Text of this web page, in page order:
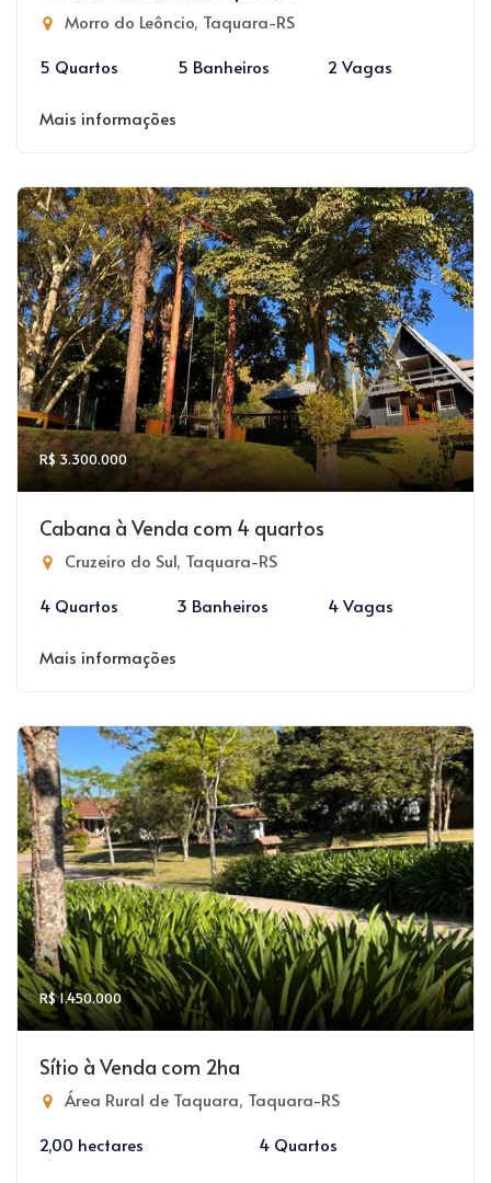
Morro do Leôncio, Taquara-RS
5 Quartos
5 Banheiros 2 Vagas
Mais informações
R$ 3.300.000
Cabana à Venda com 4 quartos
Cruzeiro do Sul, Taquara-RS
4 Quartos
3 Banheiros 4 Vagas
Mais informações
R$ 1.450.000
Sítio à Venda com 2ha
Área Rural de Taquara, Taquara-RS
2,00 hectares
4 Quartos